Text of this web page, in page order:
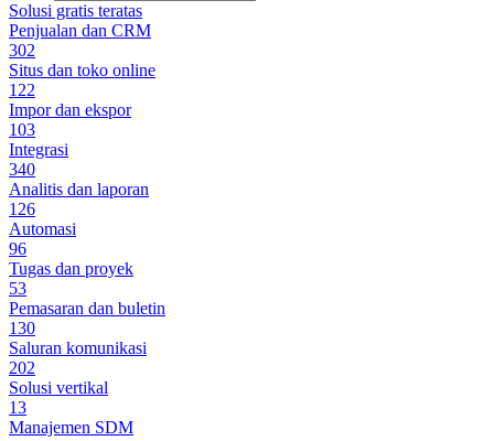
Solusi gratis teratas
Penjualan dan CRM
302
Situs dan toko online
122
Impor dan ekspor
103
Integrasi
340
Analitis dan laporan
126
Automasi
96
Tugas dan proyek
53
Pemasaran dan buletin
130
Saluran komunikasi
202
Solusi vertikal
13
Manajemen SDM